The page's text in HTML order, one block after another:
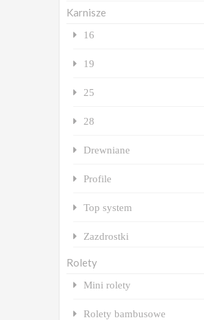
Karnisze
16
19
25
28
Drewniane
Profile
Top system
Zazdrostki
Rolety
Mini rolety
Rolety bambusowe